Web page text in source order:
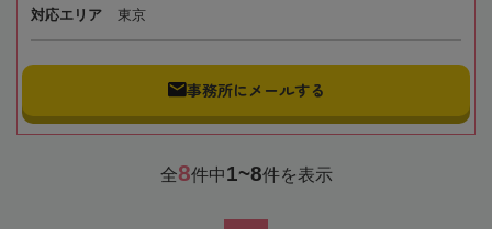
対応エリア 東京
事務所にメールする
全8件中1~8件を表示